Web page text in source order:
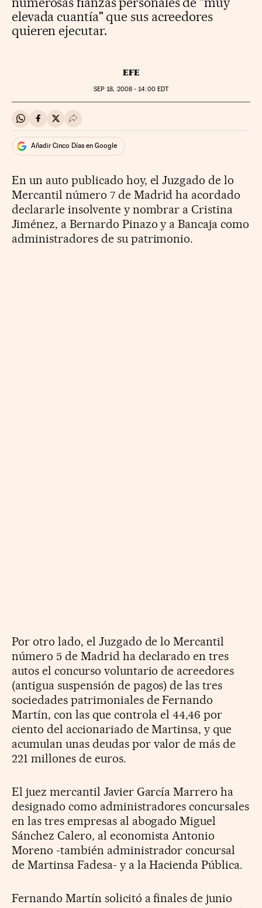
elevada cuantía" que sus acreedores
quieren ejecutar.
EFE
SEP 18, 2008 - 14:00EDT
Compartir en Whatsapp
Compartir en Facebook
Compartir en Twitter
Desplegar Redes Sociales
Añadir Cinco Días en Google
En un auto publicado hoy, el Juzgado de lo
Mercantil número 7 de Madrid ha acordado
declararle insolvente y nombrar a Cristina
Jiménez, a Bernardo Pinazo y a Bancaja como
administradores de su patrimonio.
Por otro lado, el Juzgado de lo Mercantil
número 5 de Madrid ha declarado en tres
autos el concurso voluntario de acreedores
(antigua suspensión de pagos) de las tres
sociedades patrimoniales de Fernando
Martín, con las que controla el 44,46 por
ciento del accionariado de Martinsa, y que
acumulan unas deudas por valor de más de
221 millones de euros.
El juez mercantil Javier García Marrero ha
designado como administradores concursales
en las tres empresas al abogado Miguel
Sánchez Calero, al economista Antonio
Moreno -también administrador concursal
de Martinsa Fadesa- y a la Hacienda Pública.
Fernando Martín solicitó a finales de junio